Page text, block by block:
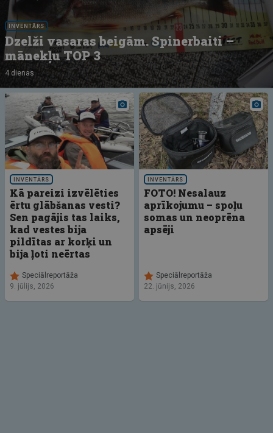
INVENTĀRS
Dzelži vasaras beigām. Spinerbaiti –
mānekļu TOP 3
4 dienas
INVENTĀRS
Kā pareizi izvēlēties
ērtu glābšanas vesti?
Sen pagājis tas laiks,
kad vestes bija
pildītas ar korķi un
bija ļoti neērtas
Speciālreportāža
9. jūlijs, 2026
INVENTĀRS
FOTO! Nesalauz
aprīkojumu – spoļu
somas un neoprēna
apsēji
Speciālreportāža
22. jūnijs, 2026